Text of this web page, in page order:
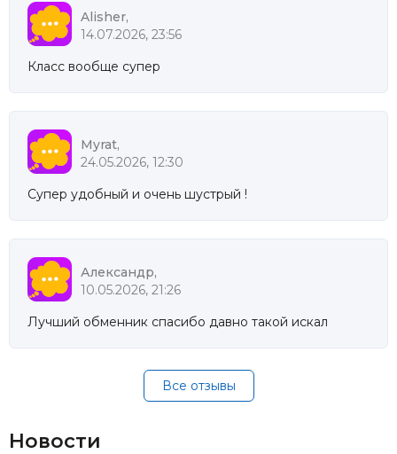
Alisher,
14.07.2026, 23:56
Класс вообще супер
Myrat,
24.05.2026, 12:30
Супер удобный и очень шустрый !
Александр,
10.05.2026, 21:26
Лучший обменник спасибо давно такой искал
Все отзывы
Новости